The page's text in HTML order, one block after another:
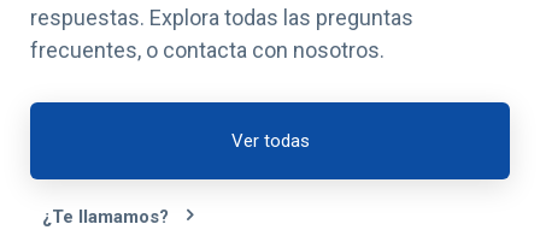
respuestas. Explora todas las preguntas
frecuentes, o contacta con nosotros.
Ver todas
¿Te llamamos?